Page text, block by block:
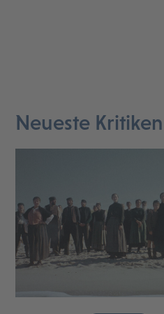
Neueste Kritiken